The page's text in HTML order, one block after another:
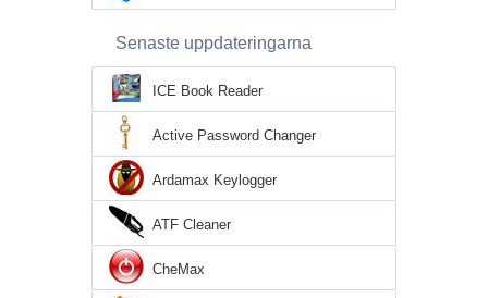
Senaste uppdateringarna
ICE Book Reader
Active Password Changer
Ardamax Keylogger
ATF Cleaner
CheMax